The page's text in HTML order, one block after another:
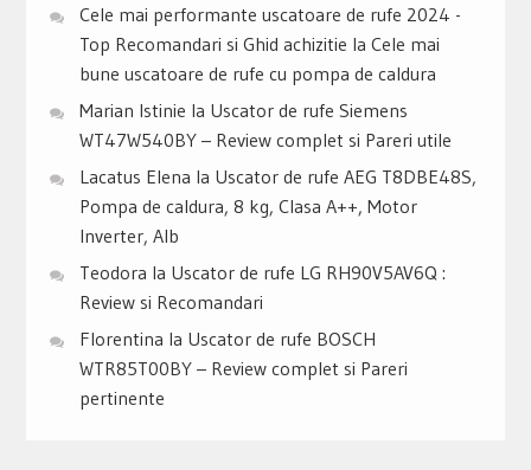
Cele mai performante uscatoare de rufe 2024 -
Top Recomandari si Ghid achizitie la Cele mai
bune uscatoare de rufe cu pompa de caldura
Marian Istinie la Uscator de rufe Siemens
WT47W540BY – Review complet si Pareri utile
Lacatus Elena la Uscator de rufe AEG T8DBE48S,
Pompa de caldura, 8 kg, Clasa A++, Motor
Inverter, Alb
Teodora la Uscator de rufe LG RH90V5AV6Q :
Review si Recomandari
Florentina la Uscator de rufe BOSCH
WTR85T00BY – Review complet si Pareri
pertinente